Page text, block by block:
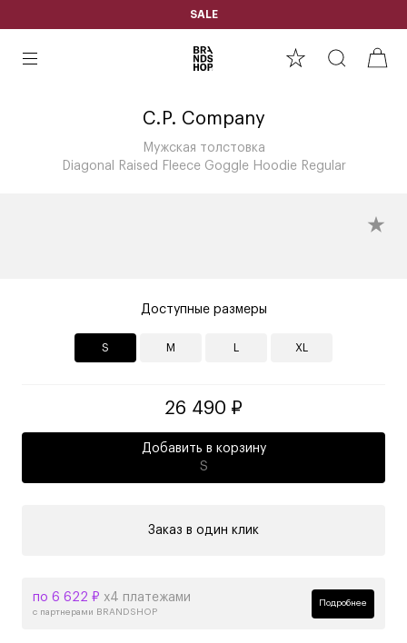
SALE
C.P. Company
Мужская толстовка
Diagonal Raised Fleece Goggle Hoodie Regular
Доступные размеры
S M XL
26 490 ₽
Добавить в корзину
S
Заказ в один клик
по 6 622 ₽ х4 платежами
с партнерами BRANDSHOP
Подробнее